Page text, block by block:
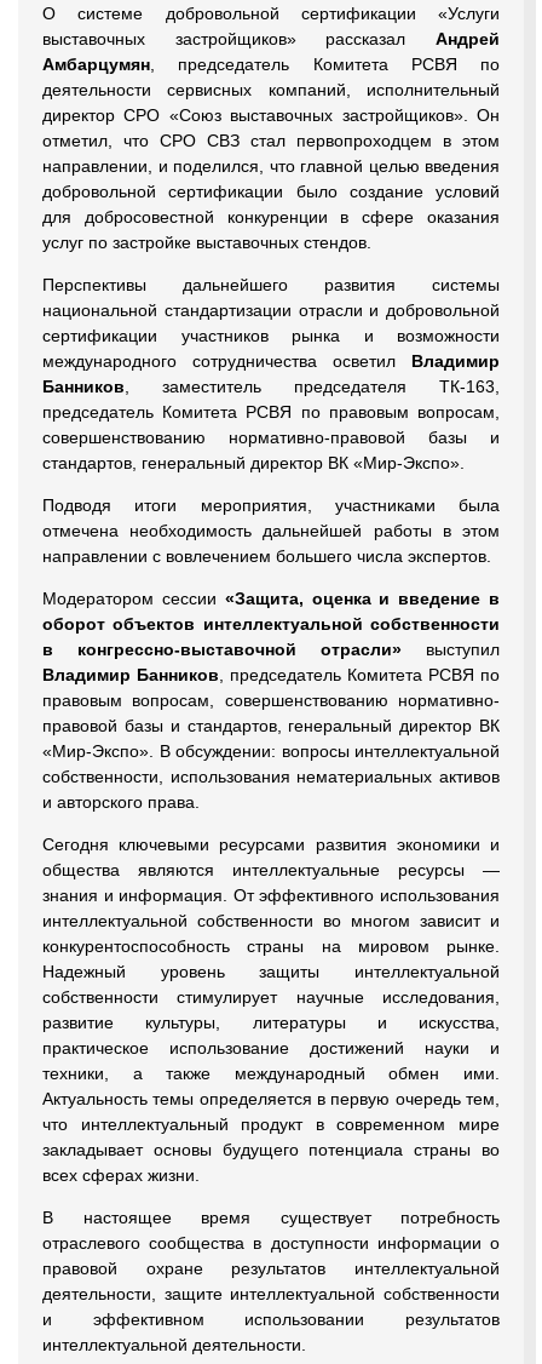
О системе добровольной сертификации «Услуги
выставочных застройщиков» рассказал Андрей
Амбарцумян, председатель Комитета РСВЯ по
деятельности сервисных компаний, исполнительный
директор СРО «Союз выставочных застройщиков». Он
отметил, что СРО СВЗ стал первопроходцем в этом
направлении, и поделился, что главной целью введения
добровольной сертификации было создание условий
для добросовестной конкуренции в сфере оказания
услуг по застройке выставочных стендов.
Перспективы дальнейшего развития системы
национальной стандартизации отрасли и добровольной
сертификации участников рынка и возможности
международного сотрудничества осветил Владимир
Банников, заместитель председателя ТК-163,
председатель Комитета РСВЯ по правовым вопросам,
совершенствованию нормативно-правовой базы и
стандартов, генеральный директор ВК «Мир-Экспо».
Подводя итоги мероприятия, участниками была
отмечена необходимость дальнейшей работы в этом
направлении с вовлечением большего числа экспертов.
Модератором сессии «Защита, оценка и введение в
оборот объектов интеллектуальной собственности
в конгрессно-выставочной отрасли» выступил
Владимир Банников, председатель Комитета РСВЯ по
правовым вопросам, совершенствованию нормативно-
правовой базы и стандартов, генеральный директор ВК
«Мир-Экспо». В обсуждении: вопросы интеллектуальной
собственности, использования нематериальных активов
и авторского права.
Сегодня ключевыми ресурсами развития экономики и
общества являются интеллектуальные ресурсы —
знания и информация. От эффективного использования
интеллектуальной собственности во многом зависит и
конкурентоспособность страны на мировом рынке.
Надежный уровень защиты интеллектуальной
собственности стимулирует научные исследования,
развитие культуры, литературы и искусства,
практическое использование достижений науки и
техники, а также международный обмен ими.
Актуальность темы определяется в первую очередь тем,
что интеллектуальный продукт в современном мире
закладывает основы будущего потенциала страны во
всех сферах жизни.
В настоящее время существует потребность
отраслевого сообщества в доступности информации о
правовой охране результатов интеллектуальной
деятельности, защите интеллектуальной собственности
и эффективном использовании результатов
интеллектуальной деятельности.